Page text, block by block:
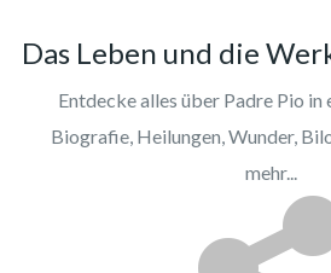
Das Leben und die
Entdecke alles über Padre Pio in
Biografie, Heilungen, Wunder,
mehr...